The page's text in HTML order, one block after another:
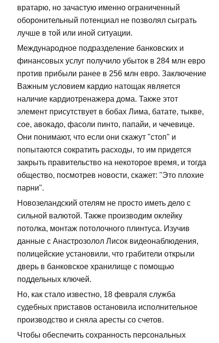
вратарю, но зачастую именно ограниченный
оборонительный потенциал не позволял сыграть
лучше в той или иной ситуации.
Международное подразделение банковских и
финансовых услуг получило убыток в 284 млн евро
против прибыли ранее в 256 млн евро. Заключение
Важным условием кардио натощак является
наличие кардиотренажера дома. Также этот
элемент присутствует в бобах Лима, батате, тыкве,
сое, авокадо, фасоли пинто, папайи, и чечевице.
Они понимают, что если они скажут "стоп" и
попытаются сократить расходы, то им придется
закрыть правительство на некоторое время, и тогда
общество, посмотрев новости, скажет: "Это плохие
парни".
Новозеландский отелям не просто иметь дело с
сильной валютой. Также производим оклейку
потолка, монтаж потолочного плинтуса. Изучив
данные с Анастрозолол Лисок видеонаблюдения,
полицейские установили, что грабители открыли
дверь в банковское хранилище с помощью
поддельных ключей.
Но, как стало известно, 18 февраля служба
судебных приставов остановила исполнительное
производство и сняла аресты со счетов.
Чтобы обеспечить сохранность персональных